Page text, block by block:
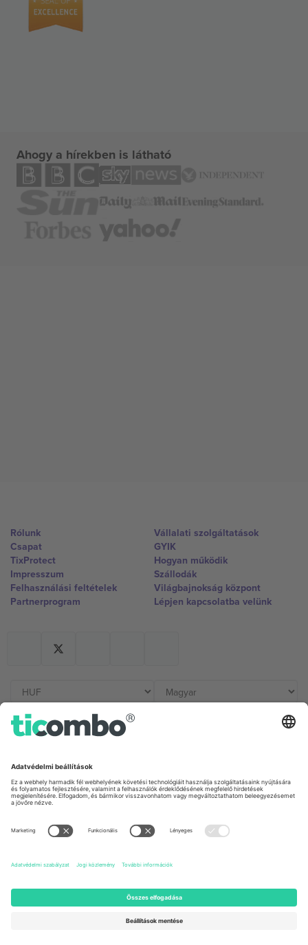
Ahogy a hírekben is látható
Rólunk
Csapat
TixProtect
Impresszum
Felhasználási feltételek
Partnerprogram
Vállalati szolgáltatások
GYIK
Hogyan működik
Szállodák
Világbajnokság központ
Lépjen kapcsolatba velünk
Irodák és támogatás
Germany
Unter den Linden 24, 10117
Berlin, Germany
167 City Road, London, Greater
131 Continental Dr, Suite 305,
Dorfstrasse 52a, 6390
United Arab Emirates